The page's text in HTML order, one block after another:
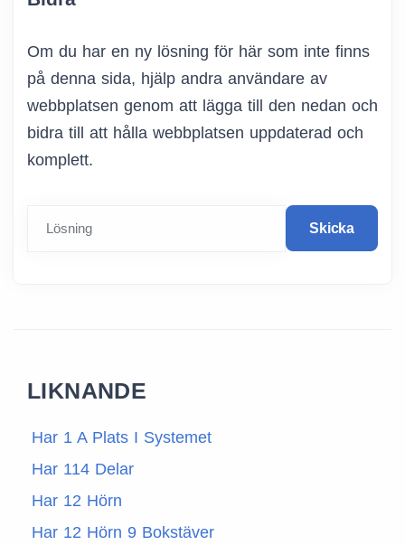
Om du har en ny lösning för här som inte finns
på denna sida, hjälp andra användare av
webbplatsen genom att lägga till den nedan och
bidra till att hålla webbplatsen uppdaterad och
komplett.
Lösning Skicka
LIKNANDE
Har 1 A Plats I Systemet
Har 114 Delar
Har 12 Hörn
Har 12 Hörn 9 Bokstäver